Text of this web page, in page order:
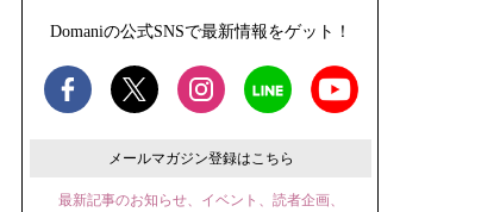
Domaniの公式SNSで最新情報をゲット！
メールマガジン登録はこちら
最新記事のお知らせ、イベント、読者企画、